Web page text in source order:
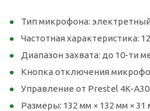
Тип микрофона: электретный
Частотная характеристика:
Диапазон захвата: до 10-ти
Кнопка отключения
Управление от Prestel 4K-
Размеры: 132 мм × 132 мм × 31